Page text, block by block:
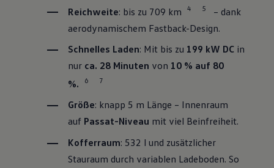
Reichweite: bis zu 709 km 4 5
– dank
aerodynamischem Fastback-Design.
Schnelles Laden: Mit bis zu 199 kW DC in
nur ca. 28 Minuten von 10 % auf 80
%.
6 7
Größe: knapp 5 m Länge – Innenraum
auf Passat-Niveau mit viel Beinfreiheit.
Kofferraum: 532 l und zusätzlicher
Stauraum durch variablen Ladeboden. So